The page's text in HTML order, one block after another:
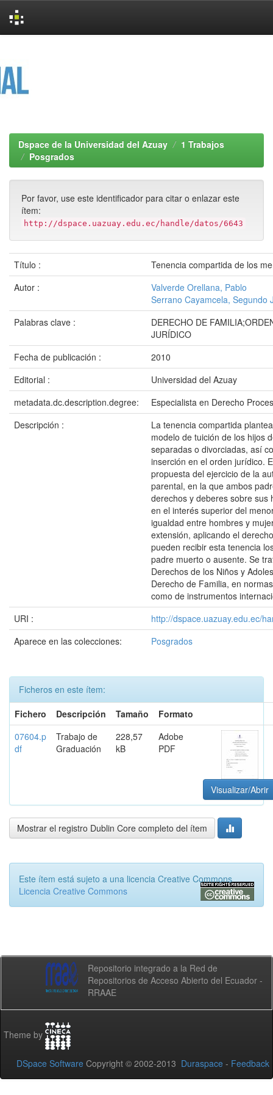
Dspace de la Universidad del Azuay
1 Trabajos
Posgrados
Por favor, use este identificador para citar o enlazar este
ítem:
http://dspace.uazuay.edu.ec/handle/datos/6643
Título :
Tenencia compartida de los
Autor :
Valverde Orellana, Pablo
Serrano Cayamcela, Segundo
Palabras clave :
DERECHO DE
JURÍDICO
Fecha de publicación :
2010
Editorial :
Universidad del Azuay
metadata.dc.description.degree:
Especialista en Derecho
Descripción :
La tenencia compartida
modelo de tuición de los hijos
separadas o divorciadas, así
inserción en el orden jurídico.
propuesta del ejercicio de la
parental, en la que ambos
derechos y deberes sobre sus
en el interés superior del
igualdad entre hombres y
extensión, aplicando el
pueden recibir esta tenencia
padre muerto o ausente. Se
Derechos de los Niños y
Derecho de Familia, en
como de instrumentos
URI :
http://dspace.uazuay.edu.ec/
Aparece en las colecciones:
Posgrados
Ficheros en este ítem:
Fichero
Descripción Tamaño
Formato
07604.p
df
Trabajo de
Graduación
228,57
kB
Adobe
PDF
Visualizar/Abrir
Mostrar el registro Dublin Core completo del ítem
Este ítem está sujeto a una licencia Creative Commons
Licencia Creative Commons
Repositorio integrado a la Red de
Repositorios de Acceso Abierto del Ecuador -
RRAAE
Theme by
DSpace Software Copyright © 2002-2013 Duraspace - Feedback